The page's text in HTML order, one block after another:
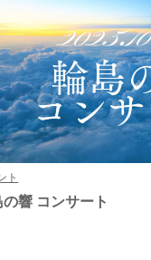
ト
の響 コンサート